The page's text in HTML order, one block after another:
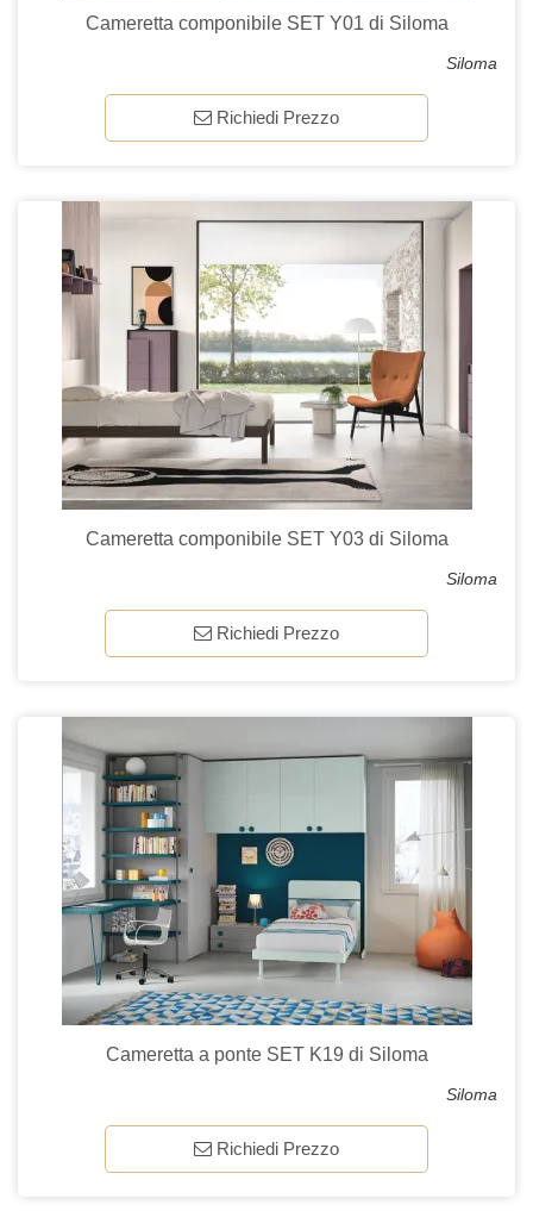
Cameretta componibile SET Y01 di Siloma
Siloma
Richiedi Prezzo
Cameretta componibile SET Y03 di Siloma
Siloma
Richiedi Prezzo
Cameretta a ponte SET K19 di Siloma
Siloma
Richiedi Prezzo